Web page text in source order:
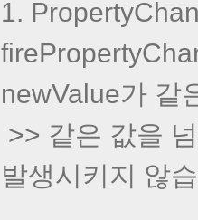
1.
newValue가 같
>> 같은 값을
발생시키지 않